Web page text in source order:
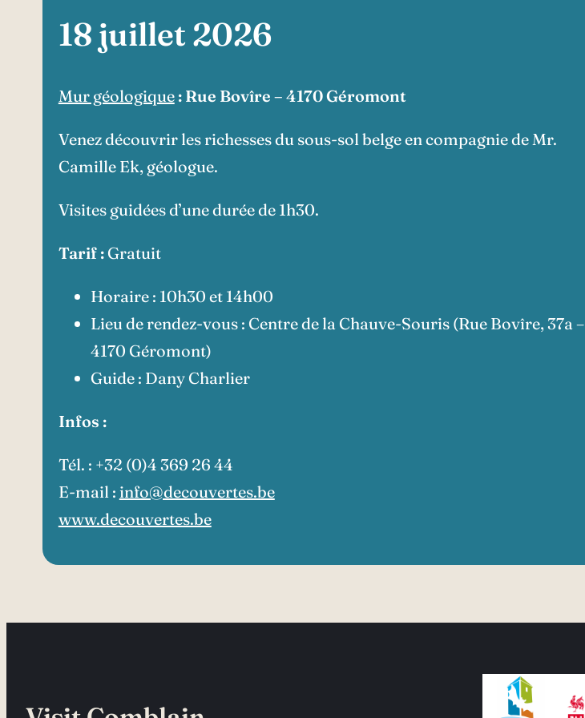
18 juillet 2026
Mur géologique: Rue Bovîre – 4170 Géromont
Venez découvrir les richesses du sous-sol belge en compagnie de Mr.
Camille Ek, géologue.
Visites guidées d’une durée de 1h30.
Tarif :Gratuit
Horaire : 10h30 et 14h00
Lieu de rendez-vous : Centre de la Chauve-Souris (Rue Bovîre, 37a –
4170 Géromont)
Guide : Dany Charlier
Infos :
Tél. : +32 (0)4 369 26 44
E-mail : info@decouvertes.be
www.decouvertes.be